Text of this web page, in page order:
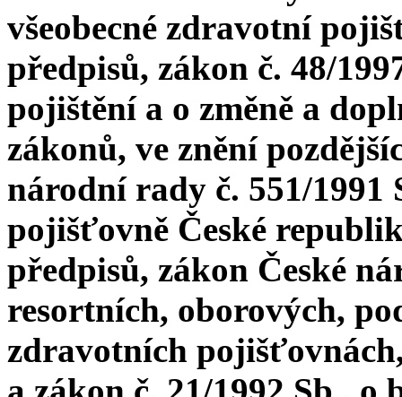
všeobecné zdravotní
předpisů, zákon č. 48/
pojištění a o změně a
zákonů, ve znění
národní rady č. 551/1991
pojišťovně České
předpisů, zákon České
resortních, oborových,
zdravotních